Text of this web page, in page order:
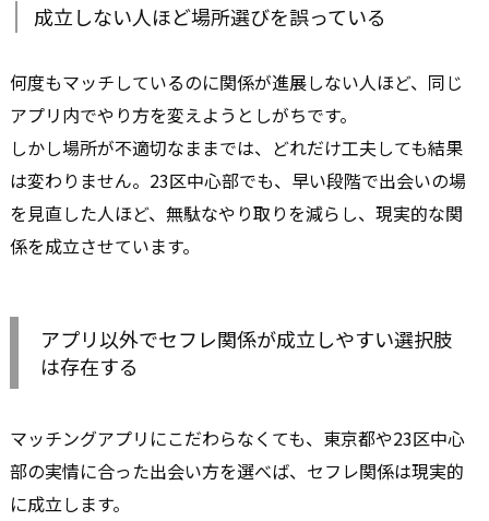
成立しない人ほど場所選びを誤っている
何度もマッチしているのに関係が進展しない人ほど、同じ
アプリ内でやり方を変えようとしがちです。
しかし場所が不適切なままでは、どれだけ工夫しても結果
は変わりません。23区中心部でも、早い段階で出会いの場
を見直した人ほど、無駄なやり取りを減らし、現実的な関
係を成立させています。
アプリ以外でセフレ関係が成立しやすい選択肢
は存在する
マッチングアプリにこだわらなくても、東京都や23区中心
部の実情に合った出会い方を選べば、セフレ関係は現実的
に成立します。